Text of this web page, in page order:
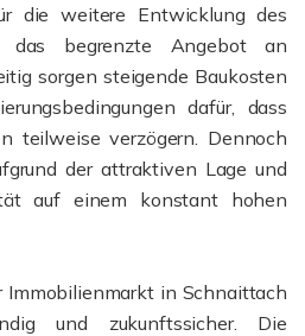
die weitere Entwicklung des
das begrenzte Angebot an
sorgen steigende Baukosten
dafür, dass
teilweise verzögern. Dennoch
der attraktiven Lage und
auf einem konstant hohen
Immobilienmarkt in Schnaittach
und zukunftssicher. Die